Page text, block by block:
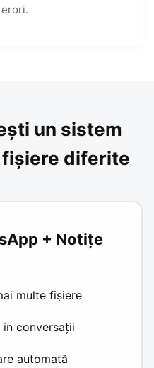
un sistem
diferite
+ Notițe
multe fișiere
conversații
automată